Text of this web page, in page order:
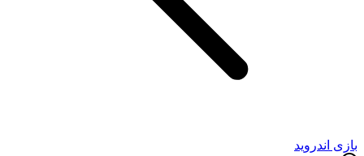
بازی اندروید